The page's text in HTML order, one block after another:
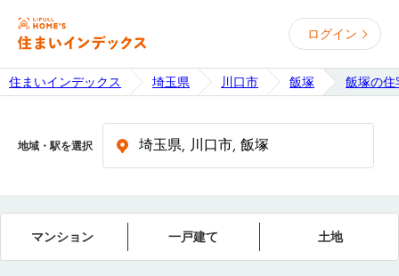
ログイン
住まいインデックス 埼玉県 川口市 飯塚 飯塚の住
地域・駅を選択
マンション 一戸建て 土地